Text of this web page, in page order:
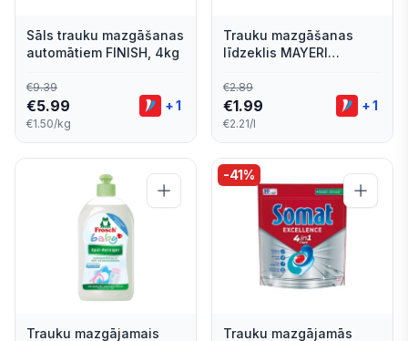
Sāls trauku mazgāšanas
automātiem FINISH, 4kg
€9.39
€5.99
€1.50/kg
+1
Trauku mazgāšanas
līdzeklis MAYERI
€2.89
€1.99
€2.21/l
+1
Trauku mazgājamais
-41%
Trauku mazgājamās